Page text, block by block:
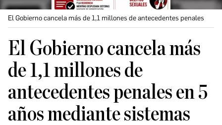
El Gobierno cancela más de 1,1 millones de antecedentes penales
El Gobierno cancela más
de 1,1 millones de
antecedentes penales en 5
años mediante sistemas